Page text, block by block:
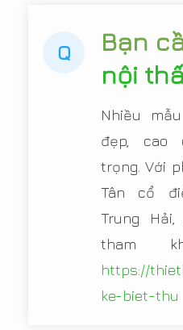
Q Bạn
nội
Nhiều
đẹp, cao
trọng. Với
Tân cổ
Trung
tham
https://
ke-biet-thu